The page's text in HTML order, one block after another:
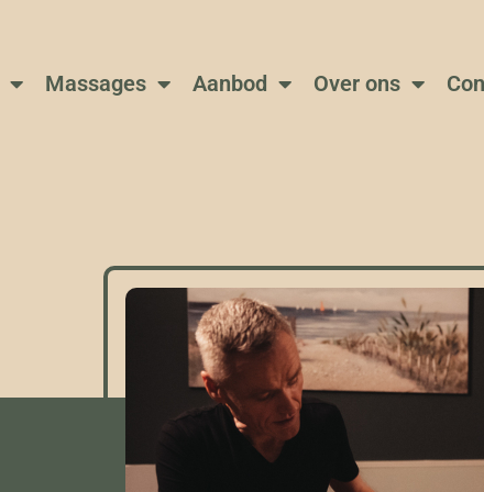
Massages Aanbod Over ons